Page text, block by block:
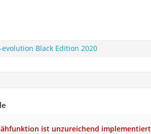
evolution Black Edition 2020
ist unzureichend implementiert